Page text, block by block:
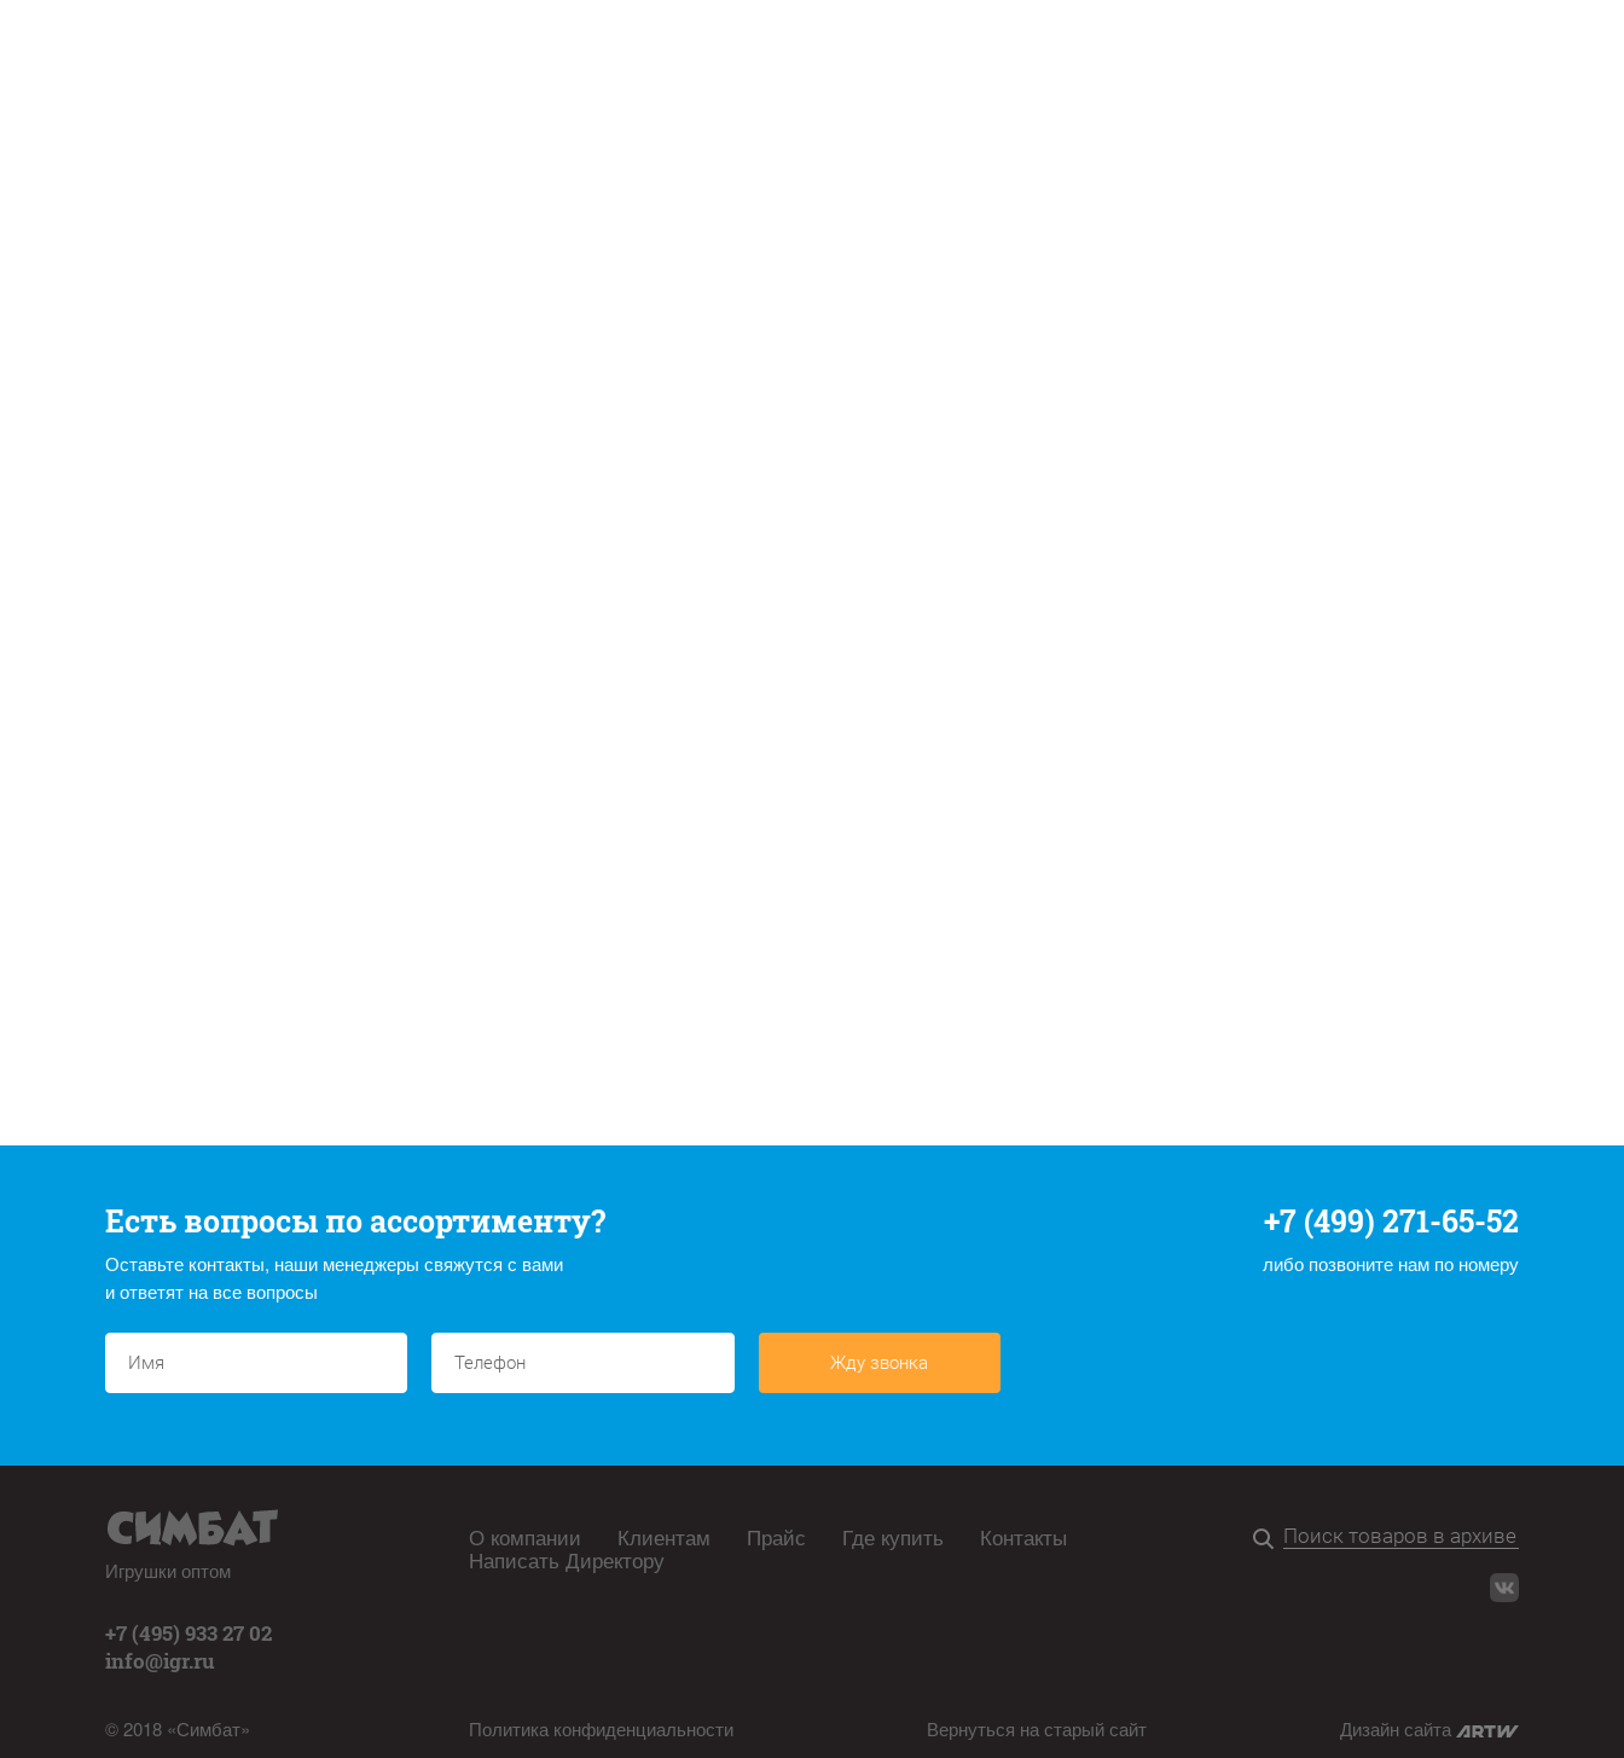
Есть вопросы по ассортименту?
Оставьте контакты, наши менеджеры свяжутся с вами
и ответят на все вопросы
+7 (499) 271-65-52
либо позвоните нам по номеру
Жду звонка
Игрушки оптом
+7 (495) 933 27 02
info@igr.ru
© 2018 «Симбат»
О компании Клиентам Прайс Где купить Контакты
Написать Директору
Политика конфиденциальности Вернуться на старый сайт Дизайн сайта